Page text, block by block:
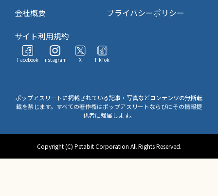
会社概要
プライバシーポリシー
サイト利用規約
Facebook Instagram X TikTok
ポップアスリートに掲載されている記事・写真などコンテンツの無断転
載を禁じます。すべての著作権はポップアスリートならびにその情報提
供者に帰属します。
Copyright (C) Petabit Corporation All Rights Reserved.